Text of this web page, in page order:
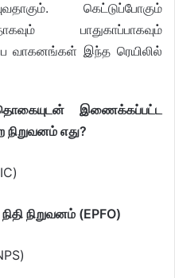
கெட்டுப்போகும்
பாதுகாப்பாகவும்
வாகனங்கள் இந்த ரெயிலில்
இணைக்கப்பட்ட
நிறுவனம் எது?
நிறுவனம் (EPFO)